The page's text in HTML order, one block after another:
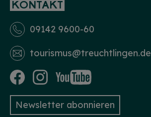
KONTAKT
09142 9600-60
tourismus­@treuchtlingen.de
Newsletter abonnieren